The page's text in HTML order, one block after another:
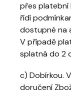
přes platební
řídí
dostupné na
V případě
splatná do 2
c) Dobírkou.
doručení